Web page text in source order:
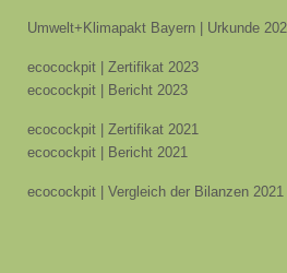
Umwelt+Klimapakt Bayern | Urkunde
ecocockpit | Zertifikat 2023
ecocockpit | Bericht 2023
ecocockpit | Zertifikat 2021
ecocockpit | Bericht 2021
ecocockpit | Vergleich der Bilanzen 2021